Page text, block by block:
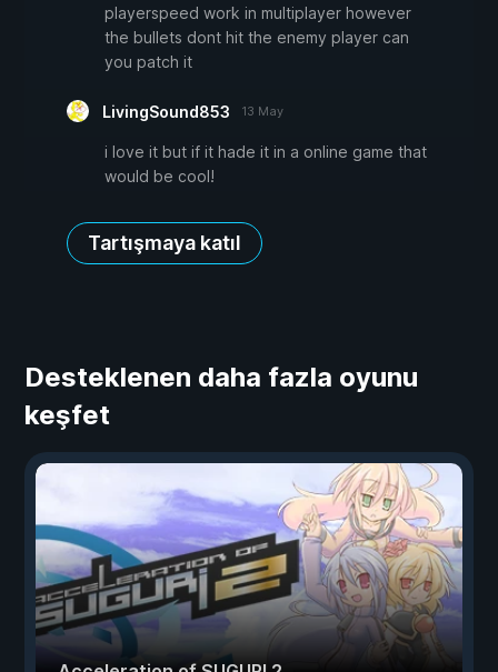
playerspeed work in multiplayer however
the bullets dont hit the enemy player can
you patch it
LivingSound853 13 May
i love it but if it hade it in a online game that
would be cool!
Tartışmaya katıl
Desteklenen daha fazla oyunu
keşfet